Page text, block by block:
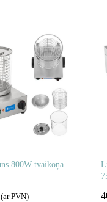
800W tvaikoņa
(ar PVN)